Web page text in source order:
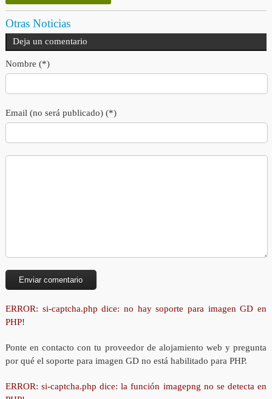
Otras Noticias
Deja un comentario
Nombre (*)
Email (no será publicado) (*)
ERROR: si-captcha.php dice: no hay soporte para imagen GD en
PHP!
Ponte en contacto con tu proveedor de alojamiento web y pregunta
por qué el soporte para imagen GD no está habilitado para PHP.
ERROR: si-captcha.php dice: la función imagepng no se detecta en